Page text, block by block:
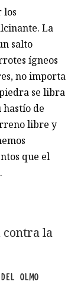
los
La
salto
ígneos
no importa
se libra
de
libre y
que el
la
OLMO